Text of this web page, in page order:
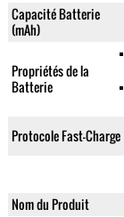
Capacité Batterie
(mAh)
Propriétés de la
Batterie
Protocole Fast-Charge
Nom du Produit